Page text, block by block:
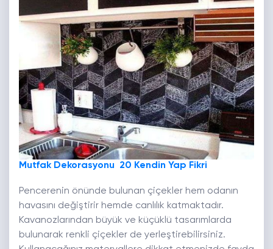
Mutfak Dekorasyonu 20 Kendin Yap Fikri
Pencerenin önünde bulunan çiçekler hem odanın
havasını değiştirir hemde canlılık katmaktadır.
Kavanozlarından büyük ve küçüklü tasarımlarda
bulunarak renkli çiçekler de yerleştirebilirsiniz.